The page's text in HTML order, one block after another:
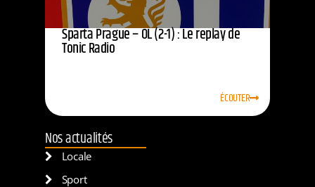
Sparta Prague – OL (2-1) : Le replay de
Tonic Radio
ÉCOUTER
Nos actualités
Locale
Sport